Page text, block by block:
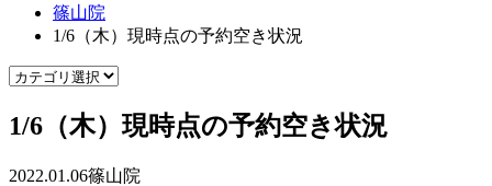
篠山院
1/6（木）現時点の予約空き状況
1/6（木）現時点の予約空き状況
2022.01.06篠山院